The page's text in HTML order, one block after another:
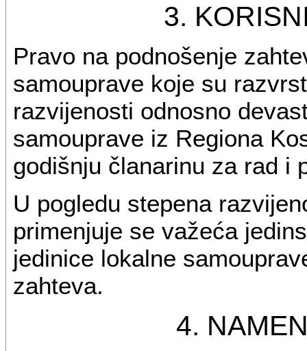
3.
Pravo na podnošenje
samouprave koje su
razvijenosti odnosno
samouprave iz Regiona
godišnju članarinu za rad i
U pogledu stepena
primenjuje se važeća
jedinice lokalne
zahteva.
4.